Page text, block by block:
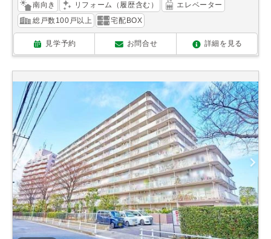
南向き リフォーム（履歴含む）
エレベーター
総戸数100戸以上
宅配BOX
見学予約 お問合せ 詳細を見る